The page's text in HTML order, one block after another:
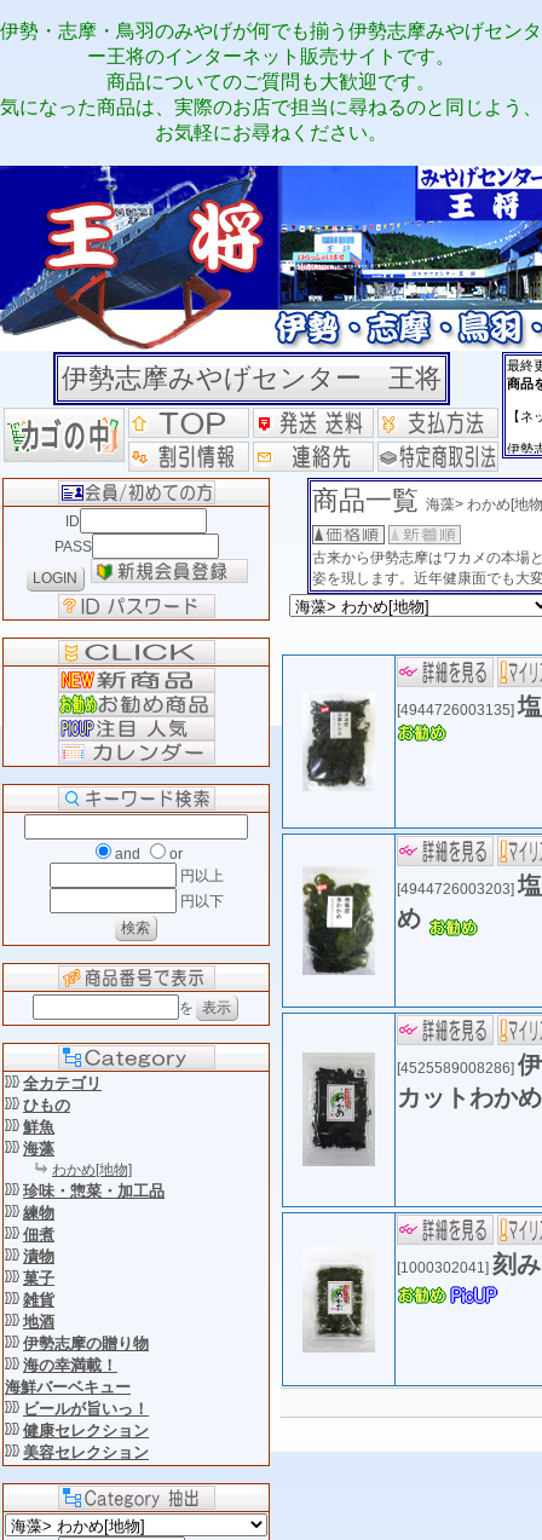
伊勢・志摩・鳥羽のみやげが何でも揃う伊勢志摩みやげセンタ
ー王将のインターネット販売サイトです。
商品についてのご質問も大歓迎です。
気になった商品は、実際のお店で担当に尋ねるのと同じよう、
お気軽にお尋ねください。
伊勢志摩みやげセンター 王将
ID
PASS
and
or
円以上
円以下
を
全カテゴリ
ひもの
鮮魚
海藻
わかめ[地物]
珍味・惣菜・加工品
練物
佃煮
漬物
菓子
雑貨
地酒
伊勢志摩の贈り物
海の幸満載！
海鮮バーベキュー
ビールが旨いっ！
健康セレクション
美容セレクション
商品一覧 海藻> わかめ[地
古来から伊勢志摩はワカメの本場
姿を現します。近年健康面でも大
[4944726003135]
[4944726003203]
め
[4525589008286]
カットわか
[1000302041] 刻